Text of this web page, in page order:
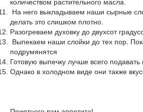
количеством растительного масла.
На него выкладываем наши сырные
делать это слишком плотно.
Разогреваем духовку до двухсот
Выпекаем наши слойки до тех пор.
подрумянятся
Готовую выпечку лучше всего подавать
Однако в холодном виде они также